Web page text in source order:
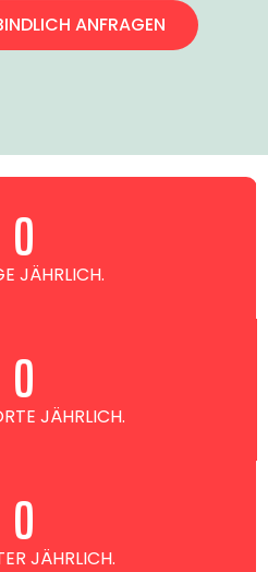
ANFRAGEN
JÄHRLICH.
0
JÄHRLICH.
0
JÄHRLICH.
0